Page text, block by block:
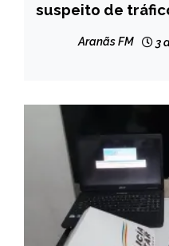
MINAS
suspeito de
Aranãs FM 3